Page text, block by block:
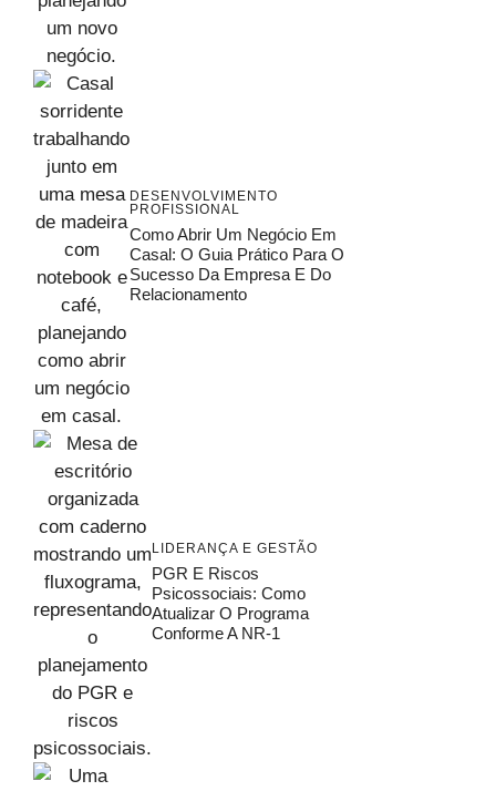
DESENVOLVIMENTO
PROFISSIONAL
Como Abrir Um Negócio Em
Casal: O Guia Prático Para O
Sucesso Da Empresa E Do
Relacionamento
LIDERANÇA E GESTÃO
PGR E Riscos
Psicossociais: Como
Atualizar O Programa
Conforme A NR-1